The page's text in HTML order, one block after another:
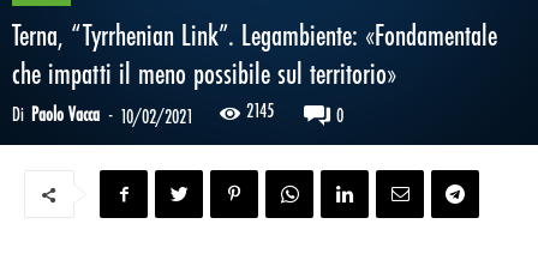
Terna, “Tyrrhenian Link”. Legambiente: «Fondamentale
che impatti il meno possibile sul territorio»
Di Paolo Vacca - 10/02/2021 2145 0